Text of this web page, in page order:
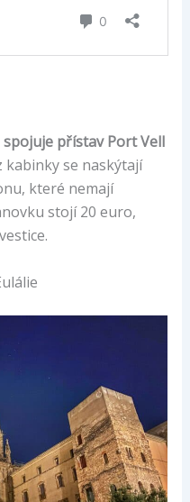
spojuje přístav Port Vell
se naskýtají
které nemají
stojí 20 euro,